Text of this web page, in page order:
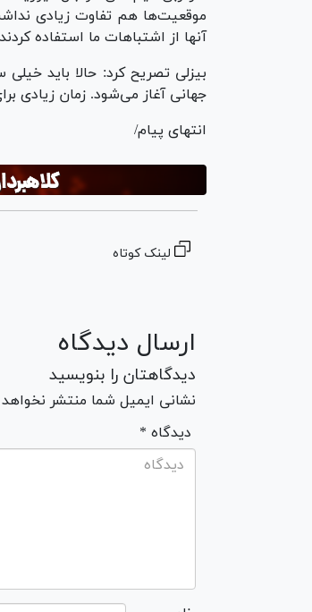
موقعیت‌ها هم تفاوت زیادی
آنها از اشتباهات ما استفاده
بیزلی تصریح کرد: حالا باید
جهانی آغاز می‌شود. زمان زیادی
انتهای پیام/
لینک کوتاه
ارسال دیدگاه
دیدگاهتان را بنویسید
نشانی ایمیل شما منتشر
* دیدگاه